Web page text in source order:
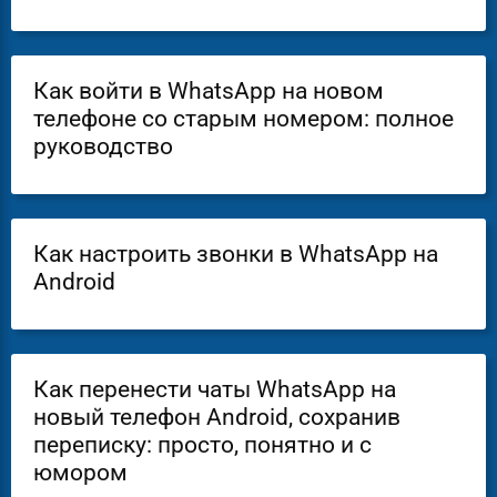
Как войти в WhatsApp на новом
телефоне со старым номером: полное
руководство
Как настроить звонки в WhatsApp на
Android
Как перенести чаты WhatsApp на
новый телефон Android, сохранив
переписку: просто, понятно и с
юмором